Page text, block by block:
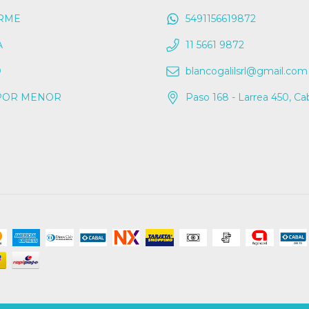
MENOR
5491156619872
11 5661 9872
blancogalilsrl@gmail.com
Paso 168 - Larrea 450,